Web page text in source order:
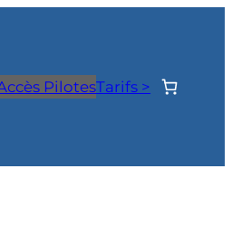
PilotesTarifs >